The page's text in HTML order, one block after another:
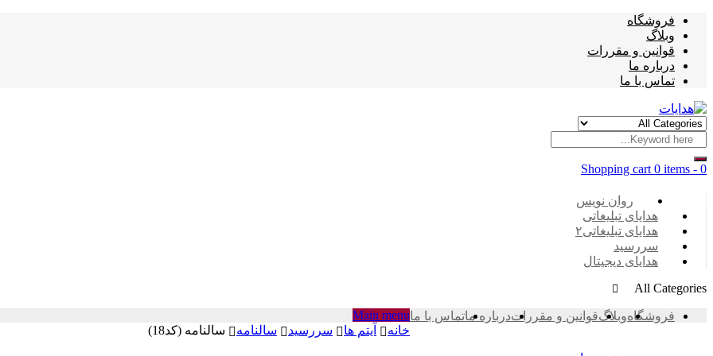
فروشگاه
وبلاگ
قوانین و مقررات
درباره ما
تماس با ما
Shopping cart 0 items - 0
Categories
روان نویس
هدایای تبلیغاتی
هدایای تبلیغاتی۲
سررسید
هدایای دیجیتال
All Categories
فروشگاهوبلاگقوانین و مقرراتدرباره ماتماس با ماMain menu
خانه
آیتم ها سررسید سالنامه سالنامه (کد18)